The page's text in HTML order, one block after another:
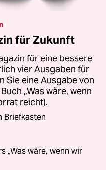
für Zukunft
für eine bessere
vier Ausgaben für
Sie eine Ausgabe von
„Was wäre, wenn
reicht).
Briefkasten
„Was wäre, wenn wir